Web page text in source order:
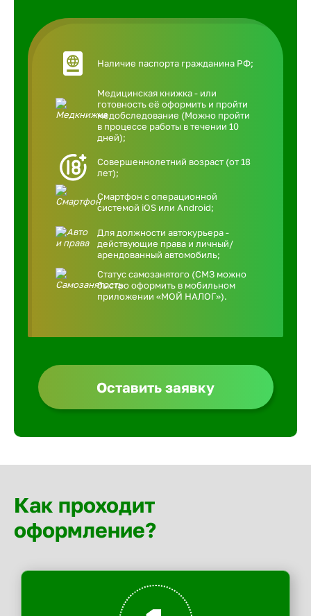
Наличие паспорта гражданина РФ;
Медицинская книжка - или
готовность её оформить и пройти
медобследование (Можно пройти
в процессе работы в течении 10
дней);
Совершеннолетний возраст (от 18
лет);
Смартфон с операционной
системой iOS или Android;
Для должности автокурьера -
действующие права и личный/
арендованный автомобиль;
Статус самозанятого (СМЗ можно
быстро оформить в мобильном
приложении «МОЙ НАЛОГ»).
Оставить заявку
Как проходит
оформление?